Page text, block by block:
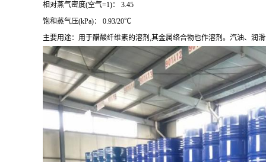
相对蒸气密度(空气=1)： 3.45
饱和蒸气压(kPa)： 0.93/20℃
主要用途：用于醋酸纤维素的溶剂,其金属络合物也作溶剂。汽油、润